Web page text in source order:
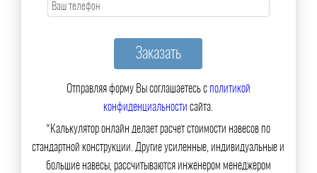
Отправляя форму Вы соглашаетесь сполитикой
конфиденциальности сайта.
*Калькулятор онлайн делает расчет стоимости навесов по
стандартной конструкции. Другие усиленные, индивидуальные и
большие навесы, рассчитываются инженером менеджером